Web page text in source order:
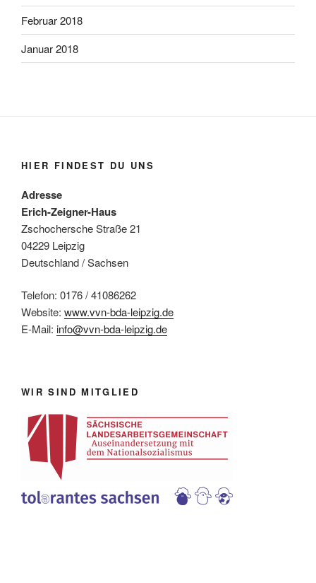
Februar 2018
Januar 2018
HIER FINDEST DU UNS
Adresse
Erich-Zeigner-Haus
Zschochersche Straße 21
04229 Leipzig
Deutschland / Sachsen
Telefon: 0176 / 41086262
Website: www.vvn-bda-leipzig.de
E-Mail: info@vvn-bda-leipzig.de
WIR SIND MITGLIED